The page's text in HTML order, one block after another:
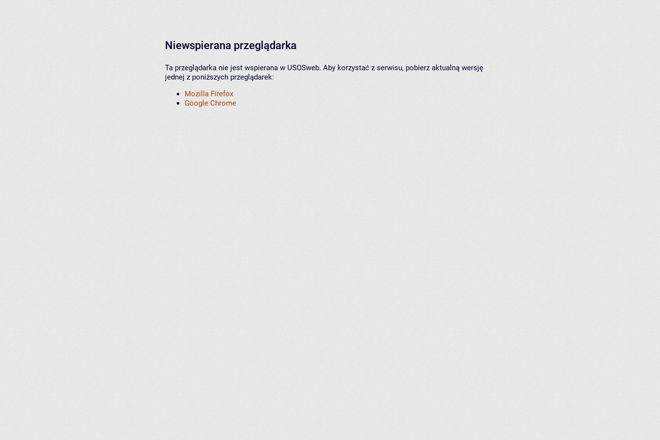
Niewspierana przeglądarka
Ta przeglądarka nie jest wspierana w USOSweb. Aby korzystać z serwisu, pobierz aktualną wersję
jednej z poniższych przeglądarek:
Mozilla Firefox
Google Chrome